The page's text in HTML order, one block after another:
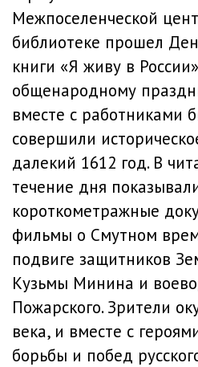
Межпоселенческой
библиотеке прошел
книги «Я живу в
общенародному
вместе с работниками
совершили
далекий 1612 год. В
течение дня
короткометражные
фильмы о Смутном
подвиге защитников
Кузьмы Минина и
Пожарского. Зрители
века, и вместе с
борьбы и побед